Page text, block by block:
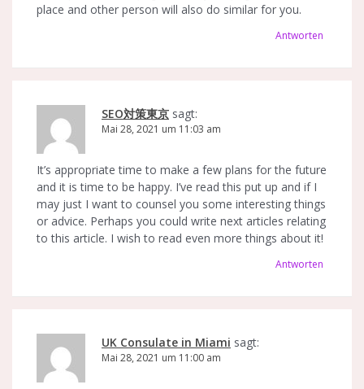
place and other person will also do similar for you.
Antworten
SEO対策東京 sagt:
Mai 28, 2021 um 11:03 am
It’s appropriate time to make a few plans for the future
and it is time to be happy. I’ve read this put up and if I
may just I want to counsel you some interesting things
or advice. Perhaps you could write next articles relating
to this article. I wish to read even more things about it!
Antworten
UK Consulate in Miami sagt:
Mai 28, 2021 um 11:00 am